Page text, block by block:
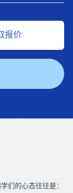
们的心态往往是：